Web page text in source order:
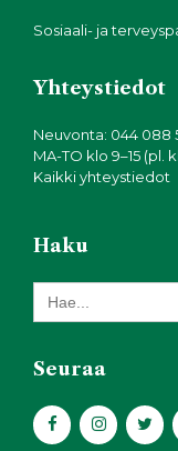
Sosiaali- ja
Yhteystiedot
Neuvonta: 044 088
MA-TO klo 9–15 (pl.
Kaikki yhteystiedot
Haku
Search
for:
Seuraa